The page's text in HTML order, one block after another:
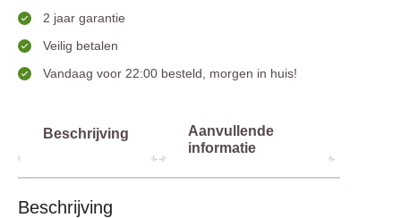
2 jaar garantie
Veilig betalen
Vandaag voor 22:00 besteld, morgen in huis!
Beschrijving
Aanvullende
informatie
Beschrijving